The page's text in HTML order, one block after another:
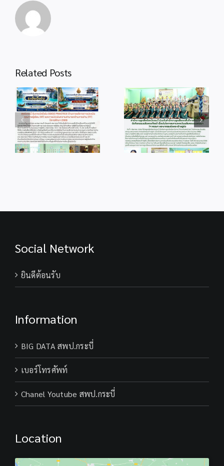
Related Posts
info 4-1 info 28-1
Social Network
ยินดีต้อนรับ
Information
BIG DATA สพป.กระบี่
เบอร์โทรศัพท์
Chanel Youtube สพป.กระบี่
Location